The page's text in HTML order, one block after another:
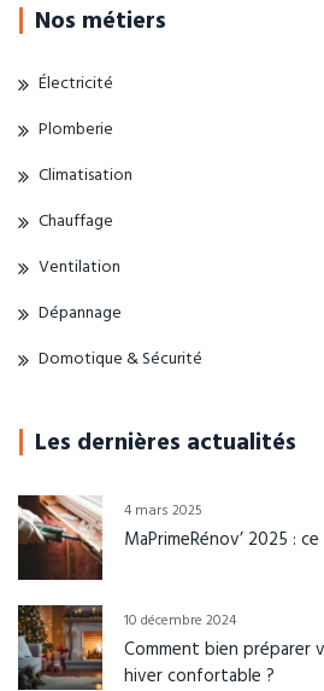
Nos métiers
Électricité
Plomberie
Climatisation
Chauffage
Ventilation
Dépannage
Domotique & Sécurité
Les dernières actualités
4 mars 2025
MaPrimeRénov’ 2025 :
10 décembre 2024
Comment bien préparer
hiver confortable ?